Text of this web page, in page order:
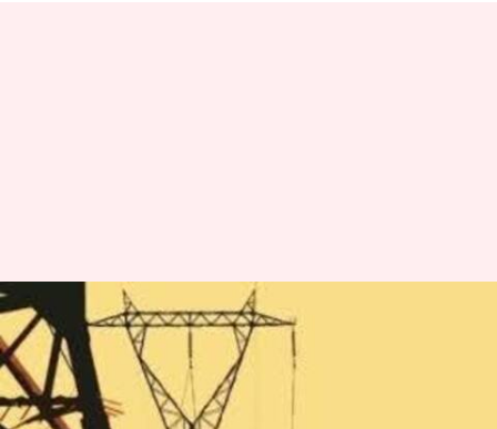
உங்கள் ஏரியாவில் நாளை
(செப்டம்பர் 2) மின்தடை
இருக்கிறதா என
தெரிந்துகொள்ளுங்கள்